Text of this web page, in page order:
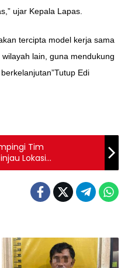
ujar Kepala Lapas.
tercipta model kerja sama
lain, guna mendukung
Edi
Tim
Lokasi
Ulayat Masyarakat
Ganting